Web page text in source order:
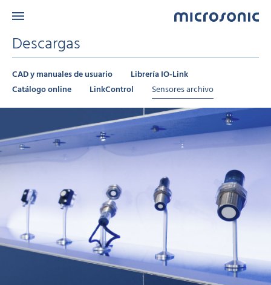
Descargas
CAD y manuales de usuario
Librería IO-Link
Catálogo online
LinkControl Sensores archivo